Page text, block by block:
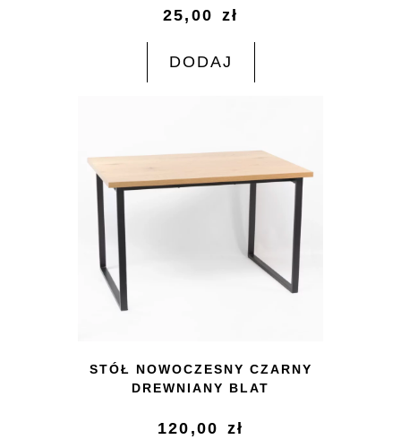
25,00 zł
DODAJ
STÓŁ NOWOCZESNY CZARNY
DREWNIANY BLAT
120,00 zł